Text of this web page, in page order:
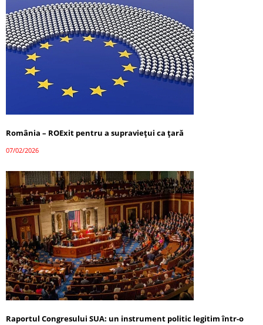
România – ROExit pentru a supraviețui ca țară
07/02/2026
Raportul Congresului SUA: un instrument politic legitim într-o